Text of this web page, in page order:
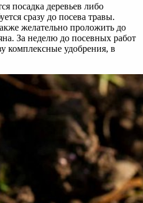
посадка деревьев либо
сразу до посева травы.
желательно проложить до
За неделю до посевных работ
комплексные удобрения, в